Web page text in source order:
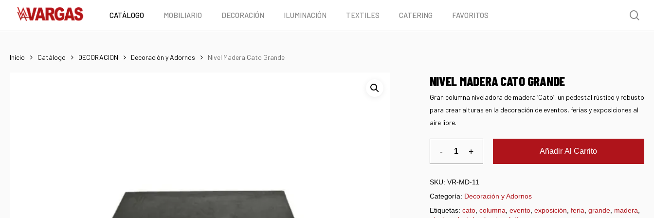
main
CATÁLOGO MOBILIARIO DECORACIÓN ILUMINACIÓN TEXTILES CATERING FAVORITOS
Inicio Catálogo DECORACION Decoración y Adornos Nivel Madera Cato Grande
NIVEL MADERA CATO GRANDE
Gran columna niveladora de madera ‘Cato’, un pedestal rústico y robusto
para crear alturas en la decoración de eventos, ferias y exposiciones al
aire libre.
Añadir Al Carrito
SKU: VR-MD-11
Categoría: Decoración y Adornos
Etiquetas: cato, columna evento, exposición feria grande, madera